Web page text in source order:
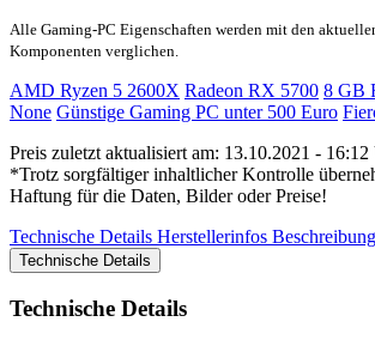
Alle Gaming-PC Eigenschaften werden mit den
Komponenten verglichen.
AMD Ryzen 5 2600X Radeon RX 5700 8 GB
None Günstige Gaming PC unter 500 Euro
Preis zuletzt aktualisiert am: 13.10.2021 -
*Trotz sorgfältiger inhaltlicher Kontrolle
Haftung für die Daten, Bilder oder Preise!
Technische Details Herstellerinfos Beschreibung
Technische Details
Technische Details